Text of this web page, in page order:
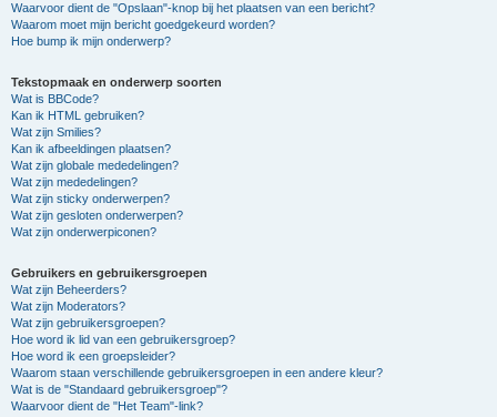
Waarvoor dient de "Opslaan"-knop bij het plaatsen van een bericht?
Waarom moet mijn bericht goedgekeurd worden?
Hoe bump ik mijn onderwerp?
Tekstopmaak en onderwerp soorten
Wat is BBCode?
Kan ik HTML gebruiken?
Wat zijn Smilies?
Kan ik afbeeldingen plaatsen?
Wat zijn globale mededelingen?
Wat zijn mededelingen?
Wat zijn sticky onderwerpen?
Wat zijn gesloten onderwerpen?
Wat zijn onderwerpiconen?
Gebruikers en gebruikersgroepen
Wat zijn Beheerders?
Wat zijn Moderators?
Wat zijn gebruikersgroepen?
Hoe word ik lid van een gebruikersgroep?
Hoe word ik een groepsleider?
Waarom staan verschillende gebruikersgroepen in een andere kleur?
Wat is de "Standaard gebruikersgroep"?
Waarvoor dient de "Het Team"-link?